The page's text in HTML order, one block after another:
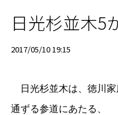
日光杉並木5
2017/05/10 19:15
日光杉並木は、徳川家
通ずる参道にあたる、